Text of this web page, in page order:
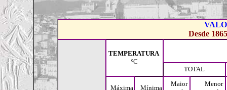
Desde
TEMPERATURA
ºC
TOTAL
Máxima Mínima
Maior
Menor